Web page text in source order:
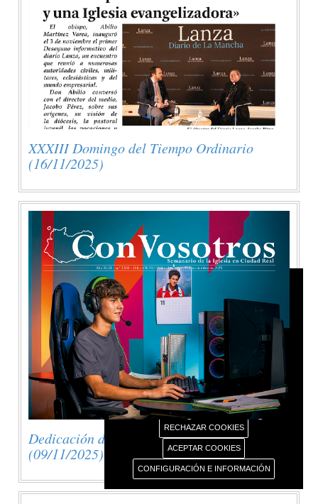
XXXIII Domingo del Tiempo Ordinario
(16/11/2025)
Dedicación de la Basílica de Letrán
(09/11/2025)
AVISO USO DE COOKIES
Este portal web únicamente utiliza cookies propias
con finalidad técnica, no recaba ni cede datos de
carácter personal de los usuarios sin su
conocimiento.
Sin embargo, contiene enlaces a sitios web de
terceros con políticas de privacidad ajenas este
portal web que usted podrá decidir si acepta o no
cuando acceda a ellos.
Más información sobre el uso de nuestras cookies.
RECHAZAR COOKIES
ACEPTAR COOKIES
CONFIGURACIÓN E INFORMACIÓN